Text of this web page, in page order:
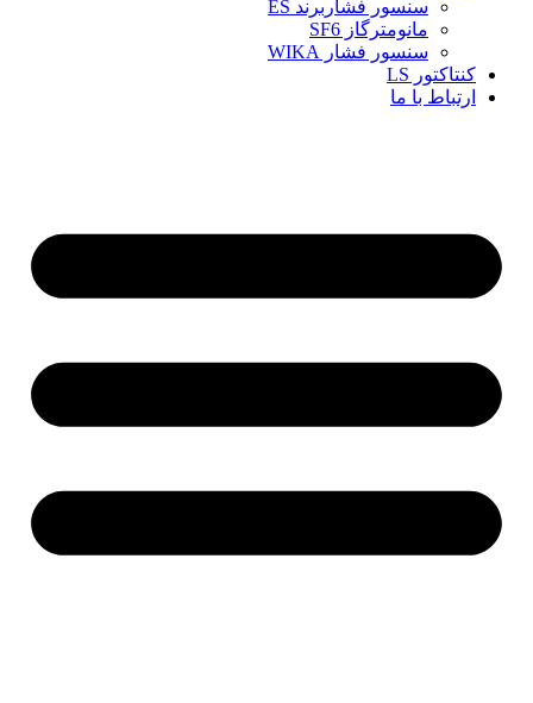
سنسور فشاربرند ES
مانومترگاز SF6
سنسور فشار WIKA
کنتاکتور LS
ارتباط با ما